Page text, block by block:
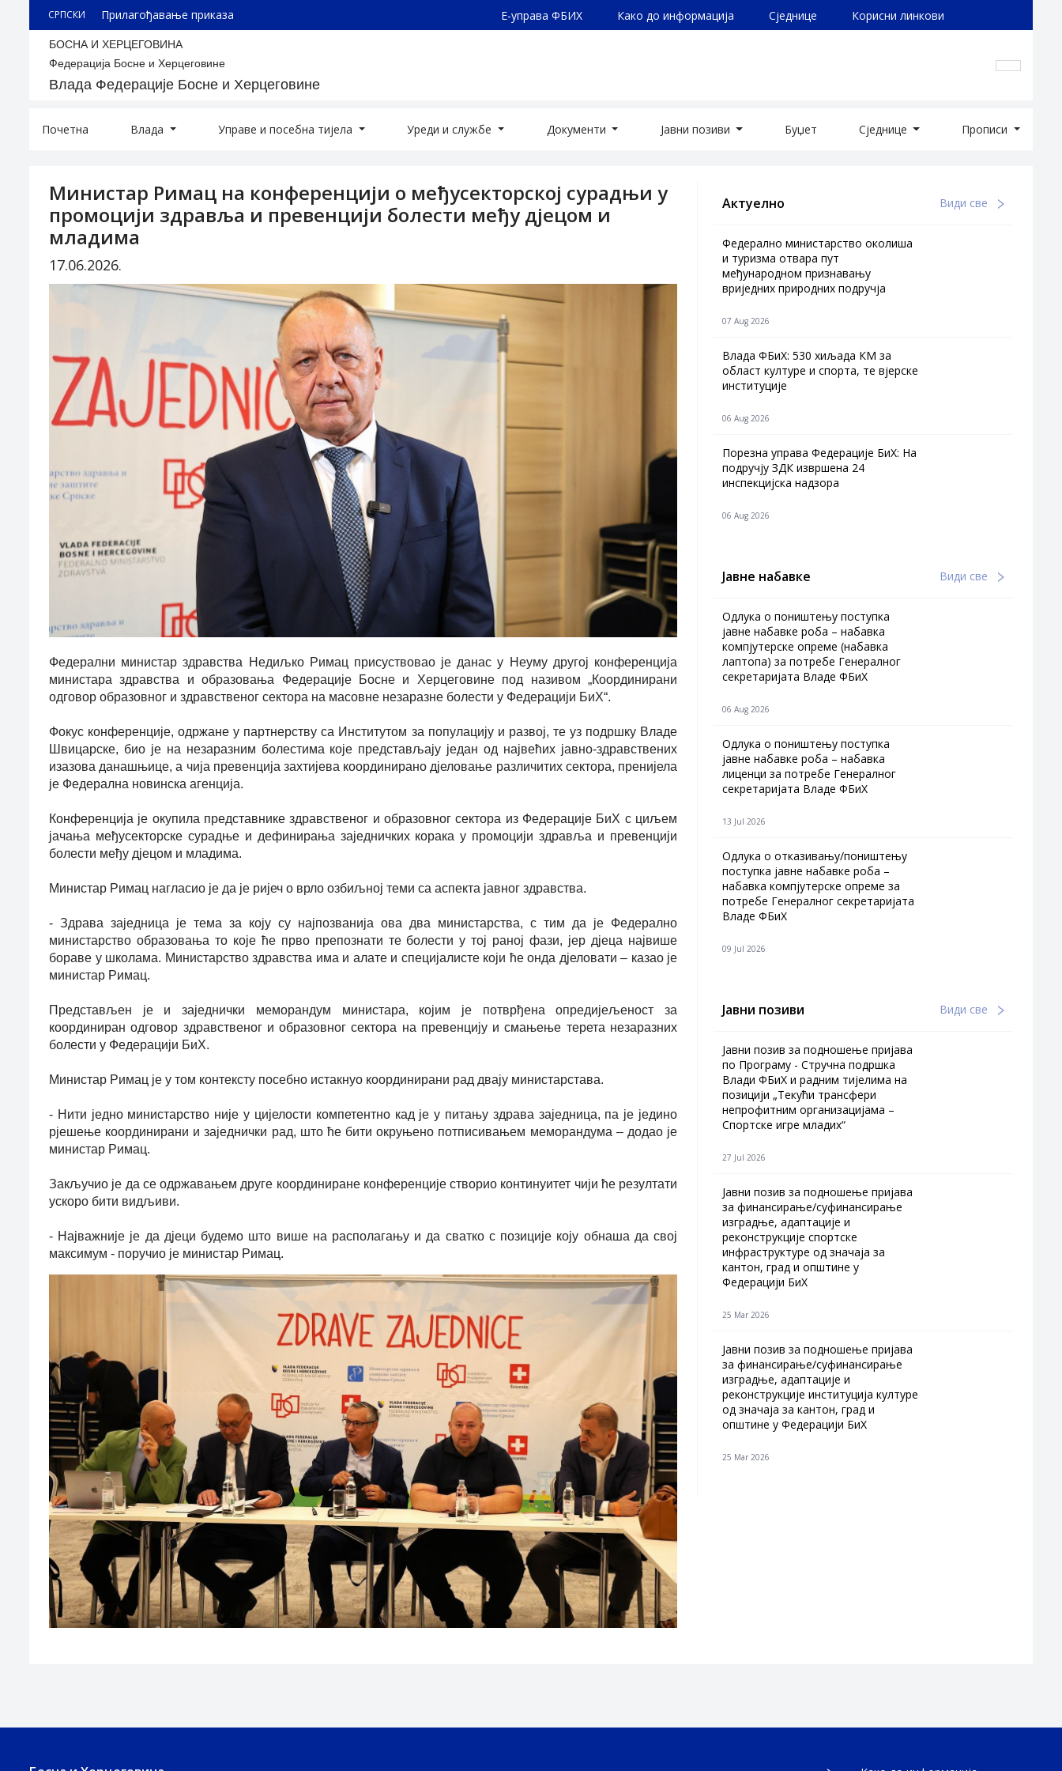
СРПСКИ Прилагођавање приказа Е-управа ФБИХ Како до информација Сједнице Корисни линкови
БОСНА И ХЕРЦЕГОВИНА
Федерација Босне и Херцеговине
Влада Федерације Босне и Херцеговине
Почетна Влада Управе и посебна тијела Уреди и службе Документи Јавни позиви Буџет Сједнице Прописи
Министар Римац на конференцији о међусекторској сурадњи у
промоцији здравља и превенцији болести међу дјецом и
младима
17.06.2026.
Федерални министар здравства Недиљко Римац присуствовао је данас у Неуму другој конференција
министара здравства и образовања Федерације Босне и Херцеговине под називом „Координирани
одговор образовног и здравственог сектора на масовне незаразне болести у Федерацији БиХ“.
Фокус конференције, одржане у партнерству са Институтом за популацију и развој, те уз подршку Владе
Швицарске, био је на незаразним болестима које представљају један од највећих јавно-здравствених
изазова данашњице, а чија превенција захтијева координирано дјеловање различитих сектора, пренијела
је Федерална новинска агенција.
Конференција је окупила представнике здравственог и образовног сектора из Федерације БиХ с циљем
јачања међусекторске сурадње и дефинирања заједничких корака у промоцији здравља и превенцији
болести међу дјецом и младима.
Министар Римац нагласио је да је ријеч о врло озбиљној теми са аспекта јавног здравства.
- Здрава заједница је тема за коју су најпозванија ова два министарства, с тим да је Федерално
министарство образовања то које ће прво препознати те болести у тој раној фази, јер дјеца највише
бораве у школама. Министарство здравства има и алате и специјалисте који ће онда дјеловати – казао је
министар Римац.
Представљен је и заједнички меморандум министара, којим је потврђена опредијељеност за
координиран одговор здравственог и образовног сектора на превенцију и смањење терета незаразних
болести у Федерацији БиХ.
Министар Римац је у том контексту посебно истакнуо координирани рад двају министарстава.
- Нити једно министарство није у цијелости компетентно кад је у питању здрава заједница, па је једино
рјешење координирани и заједнички рад, што ће бити окруњено потписивањем меморандума – додао је
министар Римац.
Закључио је да се одржавањем друге координиране конференције створио континуитет чији ће резултати
ускоро бити видљиви.
- Најважније је да дјеци будемо што више на располагању и да сватко с позиције коју обнаша да свој
максимум - поручио је министар Римац.
Актуелно Види све
Федерално министарство околиша
и туризма отвара пут
међународном признавању
вриједних природних подручја
07 Aug 2026
Влада ФБиХ: 530 хиљада КМ за
област културе и спорта, те вјерске
институције
06 Aug 2026
Порезна управа Федерације БиХ: На
подручју ЗДК извршена 24
инспекцијска надзора
06 Aug 2026
Јавне набавке Види све
Одлука о поништењу поступка
јавне набавке роба – набавка
компјутерске опреме (набавка
лаптопа) за потребе Генералног
секретаријата Владе ФБиХ
06 Aug 2026
Одлука о поништењу поступка
јавне набавке роба – набавка
лиценци за потребе Генералног
секретаријата Владе ФБиХ
13 Jul 2026
Одлука о отказивању/поништењу
поступка јавне набавке роба –
набавка компјутерске опреме за
потребе Генералног секретаријата
Владе ФБиХ
09 Jul 2026
Јавни позиви Види све
Јавни позив за подношење пријава
по Програму - Стручна подршка
Влади ФБиХ и радним тијелима на
позицији „Текући трансфери
непрофитним организацијама –
Спортске игре младих“
27 Jul 2026
Jавни позив за подношење пријава
за финансирање/суфинансирање
изградње, адаптације и
реконструкције спортске
инфраструктуре од значаја за
кантон, град и општине у
Федерацији БиХ
25 Mar 2026
Јавни позив за подношење пријава
за финансирање/суфинансирање
изградње, адаптације и
реконструкције институција културе
од значаја за кантон, град и
општине у Федерацији БиХ
25 Mar 2026